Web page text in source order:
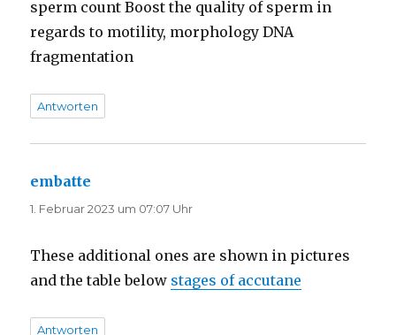
sperm count Boost the quality of sperm in
regards to motility, morphology DNA
fragmentation
Antworten
embatte
1. Februar 2023 um 07:07 Uhr
These additional ones are shown in pictures
and the table below stages of accutane
Antworten